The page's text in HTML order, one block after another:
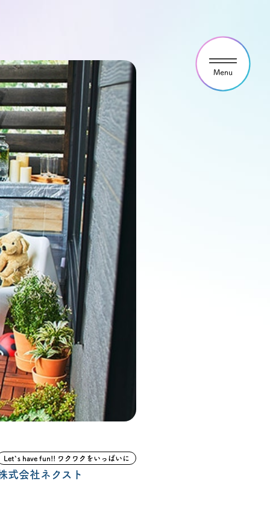
見学・ご予約
料相談
ジオ
タジオ
公式アカウント
Let`s have fun!! ワクワクをいっぱいに
式会社ネクスト